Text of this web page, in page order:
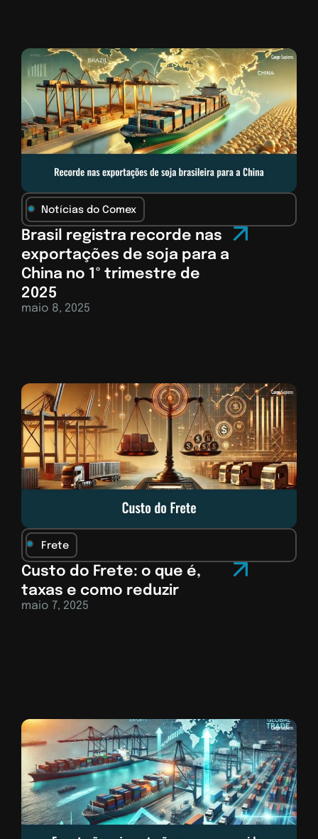
Notícias do Comex
Brasil registra recorde nas
exportações de soja para a
China no 1º trimestre de
2025
maio 8, 2025
Frete
Custo do Frete: o que é,
taxas e como reduzir
maio 7, 2025